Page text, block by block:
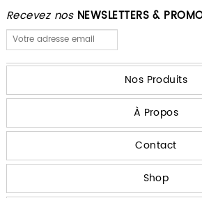
Recevez nos NEWSLETTERS &
Nos Produits
À Propos
Contact
Shop